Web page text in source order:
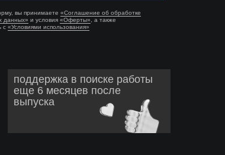
поддержка в поиске работы
еще 6 месяцев после
выпуска
вы принимаете «Соглашение об обработке
данных» и условия «Оферты» , а также
с «Условиями использования»